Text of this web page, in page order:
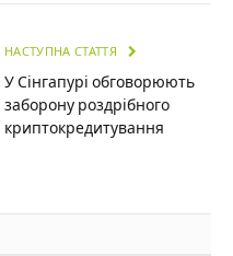
НАСТУПНА СТАТТЯ
У Сінгапурі обговорюють
заборону роздрібного
криптокредитування